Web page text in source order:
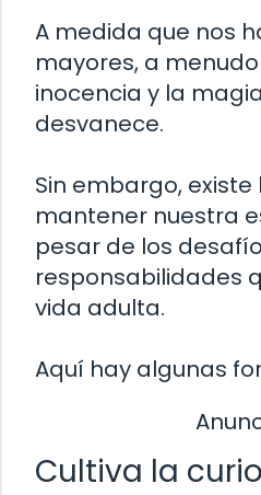
A medida que nos
mayores, a
inocencia y la
desvanece.
Sin embargo,
mantener nuestra
pesar de los
responsabilidades
vida adulta.
Aquí hay algunas
Cultiva la